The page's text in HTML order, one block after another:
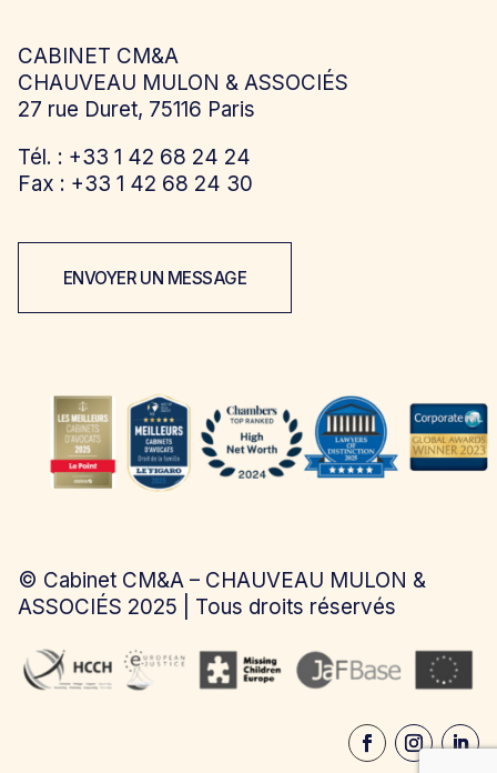
CABINET CM&A
CHAUVEAU MULON & ASSOCIÉS
27 rue Duret, 75116 Paris
Tél. : +33 1 42 68 24 24
Fax : +33 1 42 68 24 30
ENVOYER UN MESSAGE
© Cabinet CM&A – CHAUVEAU MULON &
ASSOCIÉS 2025 | Tous droits réservés